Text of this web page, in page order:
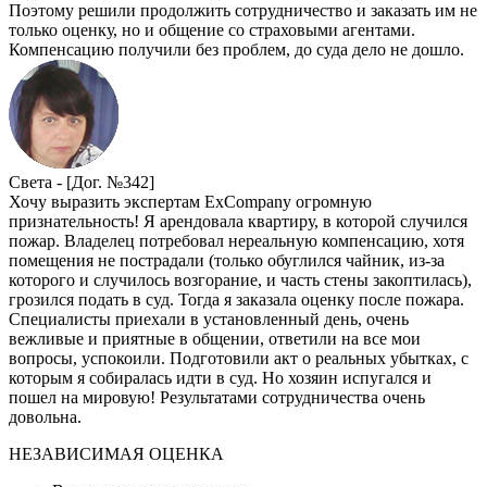
Поэтому решили продолжить сотрудничество и заказать им не
только оценку, но и общение со страховыми агентами.
Компенсацию получили без проблем, до суда дело не дошло.
Света - [Дог. №342]
Хочу выразить экспертам ExCompany огромную
признательность! Я арендовала квартиру, в которой случился
пожар. Владелец потребовал нереальную компенсацию, хотя
помещения не пострадали (только обуглился чайник, из-за
которого и случилось возгорание, и часть стены закоптилась),
грозился подать в суд. Тогда я заказала оценку после пожара.
Специалисты приехали в установленный день, очень
вежливые и приятные в общении, ответили на все мои
вопросы, успокоили. Подготовили акт о реальных убытках, с
которым я собиралась идти в суд. Но хозяин испугался и
пошел на мировую! Результатами сотрудничества очень
довольна.
НЕЗАВИСИМАЯ ОЦЕНКА